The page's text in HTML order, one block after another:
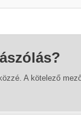
A kötelező